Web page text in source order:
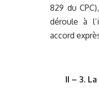
829 du
déroule à
accord
II – 3.